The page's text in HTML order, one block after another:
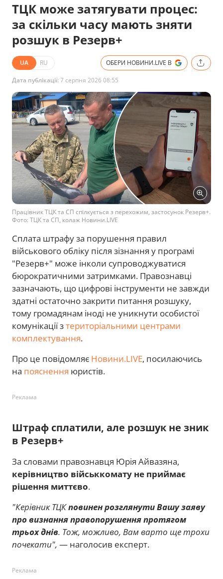
ТЦК може затягувати процес:
за скільки часу мають зняти
розшук в Резерв+
UA RU ОБЕРИ НОВИНИ.LIVE В
Дата публікації:7 серпня 2026 08:55
Працівник ТЦК та СП спілкується з перехожим, застосунок Резерв+.
Фото: ТЦК та СП, колаж Новини.LIVE
Сплата штрафу за порушення правил
військового обліку після зізнання у програмі
"Резерв+" може інколи супроводжуватися
бюрократичними затримками. Правознавці
зазначають, що цифрові інструменти не завжди
здатні остаточно закрити питання розшуку,
тому громадянам іноді не уникнути особистої
комунікації зтериторіальними центрами
комплектування.
Про це повідомляє Новини.LIVE, посилаючись
на пояснення юристів.
Реклама
Штраф сплатили, але розшук не зник
в Резерв+
За словами правознавця Юрія Айвазяна,
керівництво військкомату не приймає
рішення миттєво.
"Керівник ТЦКповинен розглянути Вашу заяву
про визнання правопорушення протягом
трьох днів. Тож, можливо, Вам варто ще трохи
почекати", — наголосив експерт.
Реклама